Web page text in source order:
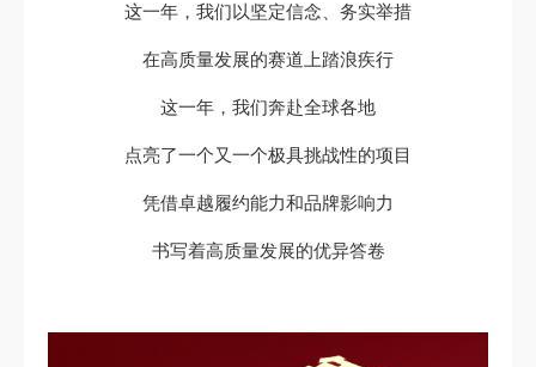
这一年，我们以坚定信念、务实举措
在高质量发展的赛道上踏浪疾行
这一年，我们奔赴全球各地
点亮了一个又一个极具挑战性的项目
凭借卓越履约能力和品牌影响力
书写着高质量发展的优异答卷